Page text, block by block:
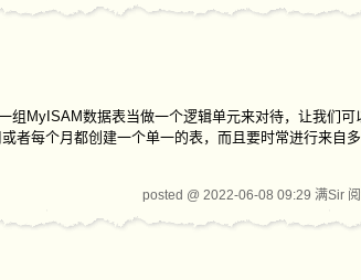
MyISAM数据表当做一个逻辑单元来对待，让我们可
每个月都创建一个单一的表，而且要时常进行来自
posted @ 2022-06-08 09:29 满Sir